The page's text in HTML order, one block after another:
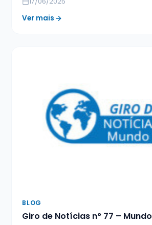
Ver mais
BLOG
Giro de Notícias n° 77 – Mundo